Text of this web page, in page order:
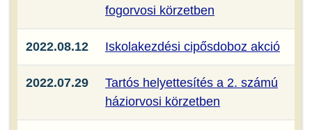
fogorvosi körzetben
2022.08.12 Iskolakezdési cipősdoboz akció
2022.07.29
Tartós helyettesítés a 2. számú
háziorvosi körzetben